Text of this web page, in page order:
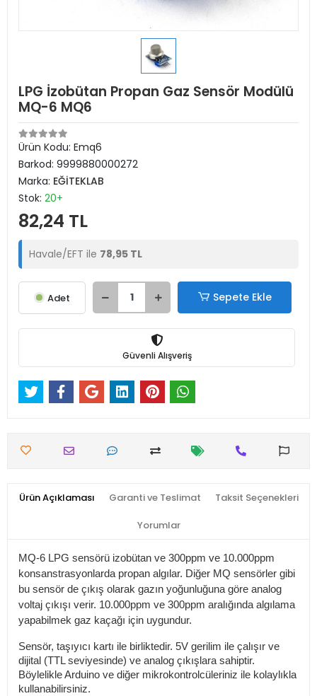
LPG İzobütan Propan Gaz Sensör Modülü
MQ-6 MQ6
Ürün Kodu: Emq6
Barkod: 9999880000272
Marka: EĞİTEKLAB
Stok: 20+
82,24 TL
Havale/EFT ile 78,95 TL
Adet Sepete Ekle
Güvenli Alışveriş
Ürün Açıklaması Garanti ve Teslimat Taksit Seçenekleri
Yorumlar
MQ-6 LPG sensörü izobütan ve 300ppm ve 10.000ppm
konsanstrasyonlarda propan algılar. Diğer MQ sensörler gibi
bu sensör de çıkış olarak gazın yoğunluğuna göre analog
voltaj çıkışı verir. 10.000ppm ve 300ppm aralığında algılama
yapabilmek gaz kaçağı için uygundur.
Sensör, taşıyıcı kartı ile birliktedir. 5V gerilim ile çalışır ve
dijital (TTL seviyesinde) ve analog çıkışlara sahiptir.
Böylelikle Arduino ve diğer mikrokontrolcüleriniz ile kolaylıkla
kullanabilirsiniz.